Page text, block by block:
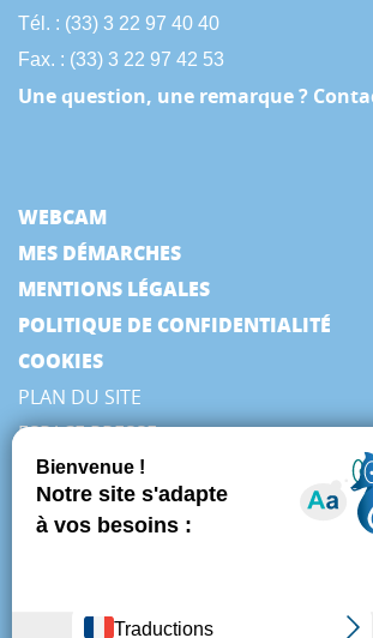
Tél. : (33) 3 22 97 40 40
Fax. : (33) 3 22 97 42 53
Une question, une remarque ?
WEBCAM
MES DÉMARCHES
MENTIONS LÉGALES
POLITIQUE DE CONFIDENTIALITÉ
COOKIES
PLAN DU SITE
ESPACE PRESSE